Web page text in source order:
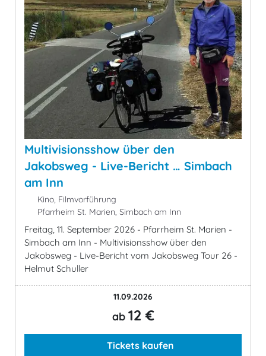
Multivisionsshow über den
Jakobsweg - Live-Bericht … Simbach
am Inn
Kino, Filmvorführung
Pfarrheim St. Marien, Simbach am Inn
Freitag, 11. September 2026 - Pfarrheim St. Marien -
Simbach am Inn - Multivisionsshow über den
Jakobsweg - Live-Bericht vom Jakobsweg Tour 26 -
Helmut Schuller
11.09.2026
ab 12 €
Tickets kaufen